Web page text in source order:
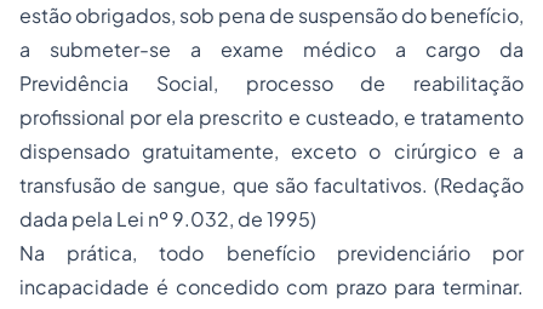
estão obrigados, sob pena de suspensão do benefício,
a submeter-se a exame médico a cargo da
Previdência Social, processo de reabilitação
profissional por ela prescrito e custeado, e tratamento
dispensado gratuitamente, exceto o cirúrgico e a
transfusão de sangue, que são facultativos. (Redação
dada pela Lei nº 9.032, de 1995)
Na prática, todo benefício previdenciário por
incapacidade é concedido com prazo para terminar.